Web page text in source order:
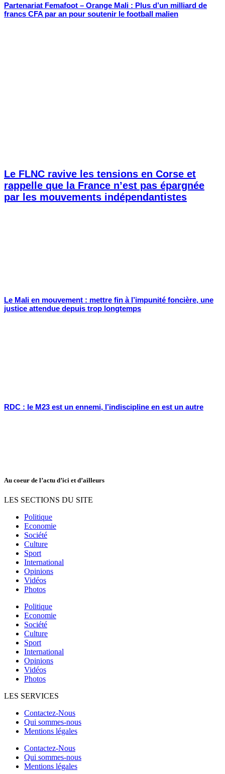
Partenariat Femafoot – Orange Mali : Plus d’un milliard de
francs CFA par an pour soutenir le football malien
Le FLNC ravive les tensions en Corse et
rappelle que la France n’est pas épargnée
par les mouvements indépendantistes
Le Mali en mouvement : mettre fin à l’impunité foncière, une
justice attendue depuis trop longtemps
RDC : le M23 est un ennemi, l’indiscipline en est un autre
Au coeur de l’actu d’ici et d’ailleurs
LES SECTIONS DU SITE
Politique
Economie
Société
Culture
Sport
International
Opinions
Vidéos
Photos
Politique
Economie
Société
Culture
Sport
International
Opinions
Vidéos
Photos
LES SERVICES
Contactez-Nous
Qui sommes-nous
Mentions légales
Contactez-Nous
Qui sommes-nous
Mentions légales